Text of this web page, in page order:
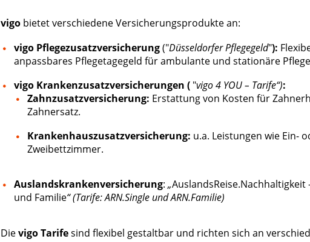
vigo bietet verschiedene Versicherungsprodukte an:​
vigo Pflegezusatzversicherung("Düsseldorfer Pflegegeld"):
anpassbares Pflegetagegeld für ambulante und stationäre
vigo Krankenzusatzversicherungen ( "vigo 4 YOU – Tarife“):
Zahnzusatzversicherung: Erstattung von Kosten für
Zahnersatz.​
Krankenhauszusatzversicherung: u.a. Leistungen wie Ein-
Zweibettzimmer.​
Auslandskrankenversicherung: „AuslandsReise.Nachhaltigkeit
und Familie“(Tarife: ARN.Single und ARN.Familie)
Dievigo Tarifesind flexibel gestaltbar und richten sich an